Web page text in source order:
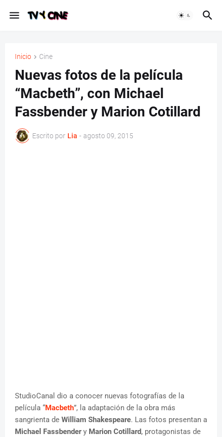
Inicio Cine
Nuevas fotos de la película
“Macbeth”, con Michael
Fassbender y Marion Cotillard
Escrito por Lia - agosto 09, 2015
StudioCanal dio a conocer nuevas fotografías de la
película “Macbeth”, la adaptación de la obra más
sangrienta de William Shakespeare. Las fotos presentan a
Michael Fassbendery Marion Cotillard, protagonistas de